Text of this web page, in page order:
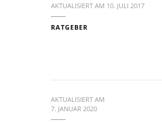
AKTUALISIERT AM 10. JULI 2017
RATGEBER
AKTUALISIERT AM
7. JANUAR 2020